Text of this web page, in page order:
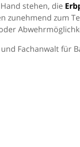
stehen, die
zunehmend zum
Fachanwalt für